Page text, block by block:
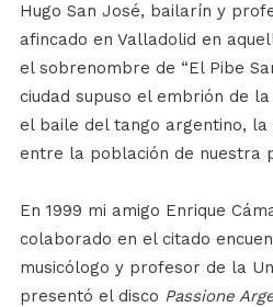
Hugo San José, bailarín y
afincado en Valladolid en
el sobrenombre de “El Pibe
ciudad supuso el embrión de
el baile del tango argentino,
entre la población de nuestra
En 1999 mi amigo Enrique
colaborado en el citado
musicólogo y profesor de la
presentó el disco Passione